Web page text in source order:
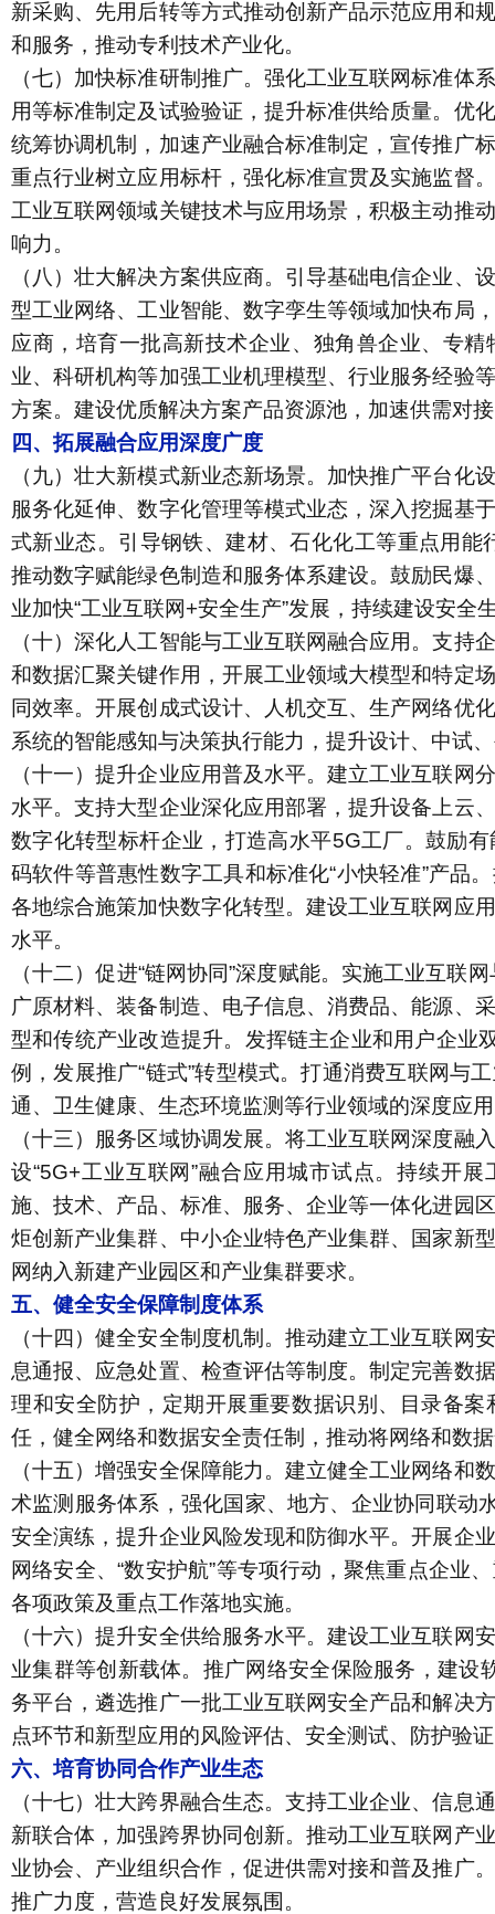
新采购、先用后转等方式推动创新产品示范应用和
和服务，推动专利技术产业化。
（七）加快标准研制推广。 强化工业互联网标准体
用等标准制定及试验验证，提升标准供给质量。优
统筹协调机制，加速产业融合标准制定，宣传推广
重点行业树立应用标杆，强化标准宣贯及实施监督
工业互联网领域关键技术与应用场景，积极主动推
响力。
（八）壮大解决方案供应商。 引导基础电信企业、
型工业网络、工业智能、数字孪生等领域加快布局
应商，培育一批高新技术企业、独角兽企业、专
业、科研机构等加强工业机理模型、行业服务经验
方案。建设优质解决方案产品资源池，加速供需对
四、拓展融合应用深度广度
（九）壮大新模式新业态新场景。 加快推广平台化
服务化延伸、数字化管理等模式业态，深入挖掘基
式新业态。引导钢铁、建材、石化化工等重点用能
推动数字赋能绿色制造和服务体系建设。鼓励民爆
业加快“工业互联网+安全生产”发展，持续建设安全
（十）深化人工智能与工业互联网融合应用。支持
和数据汇聚关键作用，开展工业领域大模型和特定
同效率。开展创成式设计、人机交互、生产网络优
系统的智能感知与决策执行能力，提升设计、中试
（十一）提升企业应用普及水平。建立工业互联网
水平。支持大型企业深化应用部署，提升设备上云
数字化转型标杆企业，打造高水平5G工厂。鼓励
码软件等普惠性数字工具和标准化“小快轻准”产品
各地综合施策加快数字化转型。建设工业互联网应
水平。
（十二）促进“链网协同”深度赋能。 实施工业互联网
广原材料、装备制造、电子信息、消费品、能源、
型和传统产业改造提升。发挥链主企业和用户企业
例，发展推广“链式”转型模式。打通消费互联网与
通、卫生健康、生态环境监测等行业领域的深度应
（十三）服务区域协调发展。 将工业互联网深度融
设“5G+工业互联网”融合应用城市试点。持续开
施、技术、产品、标准、服务、企业等一体化进园
炬创新产业集群、中小企业特色产业集群、国家新
网纳入新建产业园区和产业集群要求。
五、健全安全保障制度体系
（十四）健全安全制度机制。 推动建立工业互联网
息通报、应急处置、检查评估等制度。制定完善数
理和安全防护，定期开展重要数据识别、目录备
任，健全网络和数据安全责任制，推动将网络和数
（十五）增强安全保障能力。 建立健全工业网络和
术监测服务体系，强化国家、地方、企业协同联动
安全演练，提升企业风险发现和防御水平。开展企
网络安全、“数安护航”等专项行动，聚焦重点企业
各项政策及重点工作落地实施。
（十六）提升安全供给服务水平。建设工业互联网
业集群等创新载体。推广网络安全保险服务，建设
务平台，遴选推广一批工业互联网安全产品和解决
点环节和新型应用的风险评估、安全测试、防护验
六、培育协同合作产业生态
（十七）壮大跨界融合生态。 支持工业企业、信息
新联合体，加强跨界协同创新。推动工业互联网产
业协会、产业组织合作，促进供需对接和普及推广
推广力度，营造良好发展氛围。